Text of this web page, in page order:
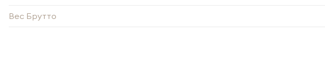
Вес Брутто